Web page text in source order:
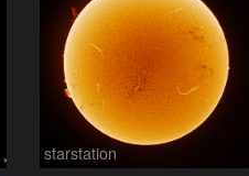
starstation